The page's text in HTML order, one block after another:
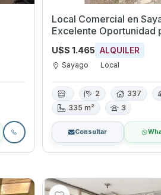
Local Comercial en
Excelente Oportunidad
Desarrollar tu Proyecto
U$S 1.465 ALQUILER
Sayago Local
2 337
335 m²
3
Consultar